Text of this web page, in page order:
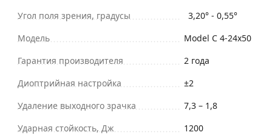
Угол поля зрения, градусы
3,20° - 0,55°
Модель
Model C 4-24x50
Гарантия производителя
2 года
Диоптрийная настройка
±2
Удаление выходного зрачка
7,3 – 1,8
Ударная стойкость, Дж
1200